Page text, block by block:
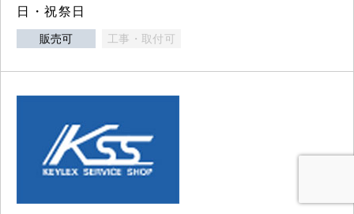
日・祝祭日
販売可 工事・取付可